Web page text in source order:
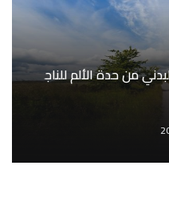
من حدة الألم للناج